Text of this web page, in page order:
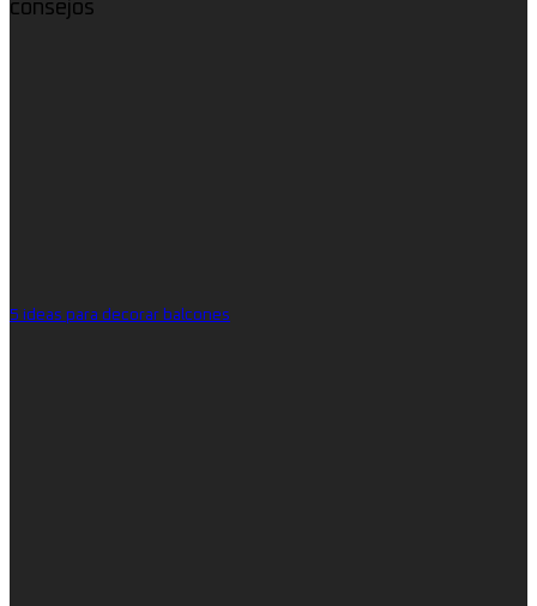
consejos
5 ideas para decorar balcones